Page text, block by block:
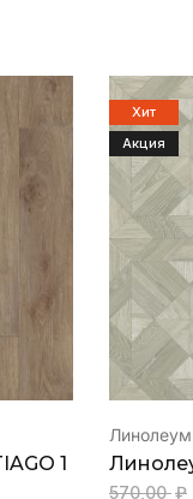
1
Хит
Акция
Линолеум
570,00₽